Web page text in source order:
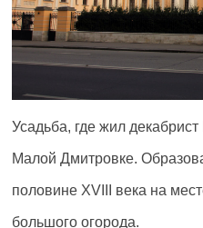
Усадьба, где жил
Малой Дмитровке.
половине XVIII века на
большого огорода.